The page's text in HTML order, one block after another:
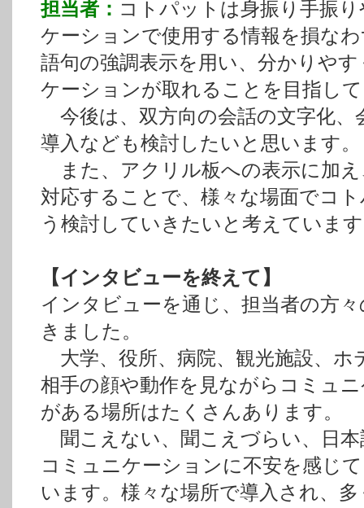
担当者： コトパットは身振り手振
ケーションで使用する情報を損な
語句の強調表示を用い、分かりや
ケーションが取れることを目指し
今後は、双方向の会話の文字化、
導入なども検討したいと思います。
また、アクリル板への表示に加
対応することで、様々な場面でコ
う検討していきたいと考えていま
【インタビューを終えて】
インタビューを通じ、担当者の方
きました。
大学、役所、病院、観光施設、ホ
相手の顔や動作を見ながらコミュ
がある場所はたくさんあります。
聞こえない、聞こえづらい、日
コミュニケーションに不安を感じ
います。様々な場所で導入され、